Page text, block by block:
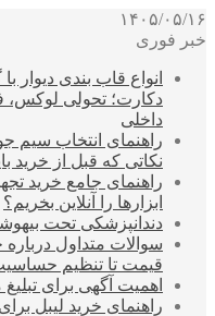
۱۴۰۵/۰۵/۱۶
خبر فوری
انواع قاب بندی دیوار
دکارت؛ تحولی لوکس،
داخلی
راهنمای انتخاب سیم
نکاتی که قبل از خرید
راهنمای جامع خرید
ابزارها را آنلاین بخریم؟
دندانپزشکی تحت
سوالات متداول
قیمت تا تنظیم
اهمیت آگهی برای
راهنمای خرید لیبل